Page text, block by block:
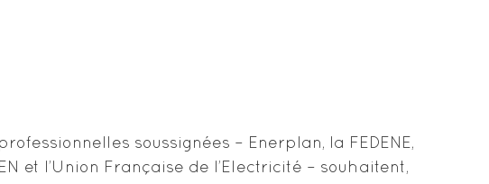
soussignées – Enerplan, la FEDENE,
et l’Union Française de l’Electricité – souhaitent,